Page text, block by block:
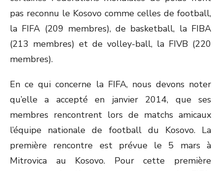
pas reconnu le Kosovo comme celles de football,
la FIFA (209 membres), de basketball, la FIBA
(213 membres) et de volley-ball, la FIVB (220
membres).
En ce qui concerne la FIFA, nous devons noter
qu’elle a accepté en janvier 2014, que ses
membres rencontrent lors de matchs amicaux
l’équipe nationale de football du Kosovo. La
première rencontre est prévue le 5 mars à
Mitrovica au Kosovo. Pour cette première